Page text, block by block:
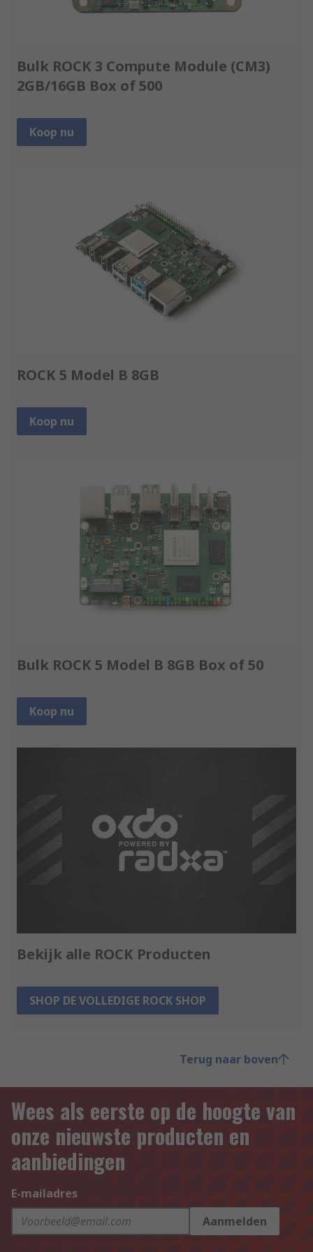
Bulk ROCK 3 Compute Module (CM3)
2GB/16GB Box of 500
Koop nu
ROCK 5 Model B 8GB
Koop nu
Bulk ROCK 5 Model B 8GB Box of 50
Koop nu
Bekijk alle ROCK Producten
SHOP DE VOLLEDIGE ROCK SHOP
Terug naar boven
Wees als eerste op de hoogte van
onze nieuwste producten en
aanbiedingen
E-mailadres
Aanmelden